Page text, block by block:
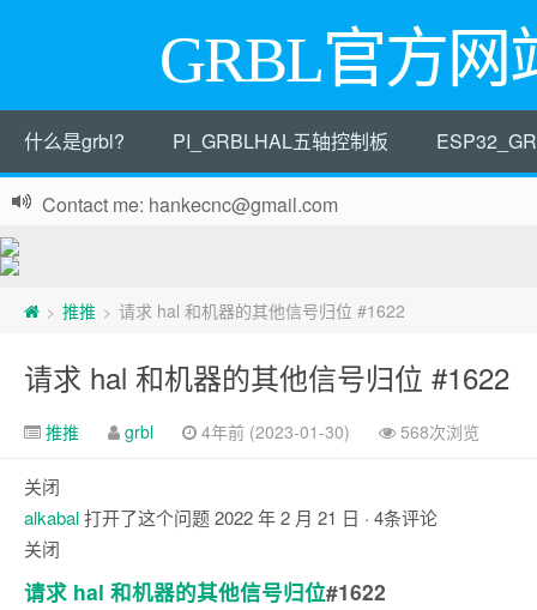
GRBL官方网
什么是grbl? PI_GRBLHAL五轴控制板
Contact me: hankecnc@gmail.com
> 推推 > 请求 hal 和机器的其他信号归位 #1622
请求 hal 和机器的其他信号归位 #1622
推推 grbl 4年前 (2023-01-30) 568次浏览
关闭
alkabal打开了这个问题2022 年 2 月 21 日 · 4条评论
关闭
请求 hal 和机器的其他信号归位#1622